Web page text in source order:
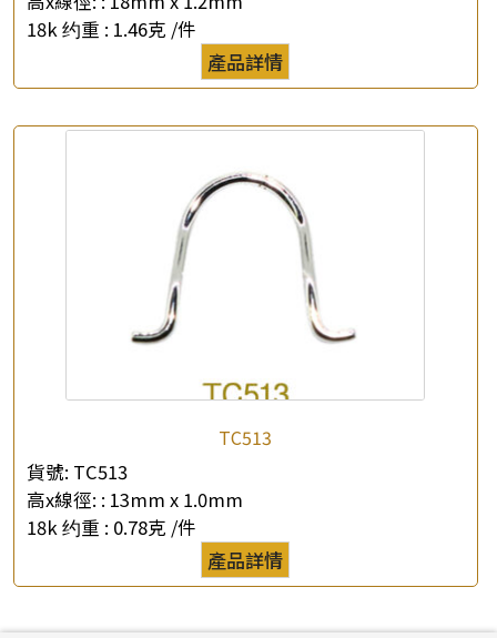
18k 约重 : 1.46克 /件
產品詳情
TC513
貨號: TC513
高x線徑: : 13mm x 1.0mm
18k 约重 : 0.78克 /件
產品詳情